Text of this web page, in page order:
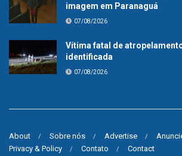
imagem em Paranaguá
07/08/2026
Vítima fatal de
identificada
07/08/2026
About Sobre nós Advertise
Privacy & Policy
Contato Contact